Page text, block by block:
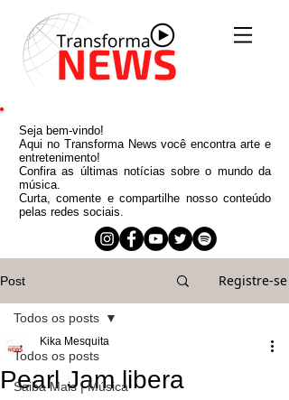
Seja bem-vindo!
Aqui no Transforma News você encontra arte e
entretenimento!
Confira as últimas notícias sobre o mundo da
música.
Curta, comente e compartilhe nosso conteúdo
pelas redes sociais.
Post Registre-se
Todos os posts
Saiba Mais | Música
Todos os posts
Pearl Jam libera
Kika Mesquita